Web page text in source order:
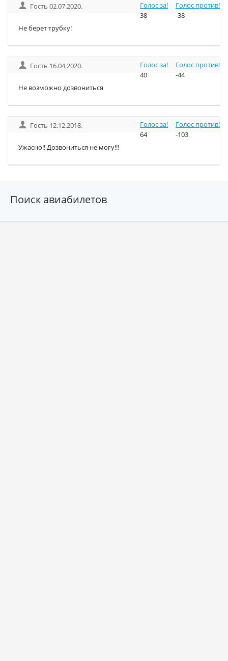
Гость 02.07.2020.
Голос за!
38
Голос против!
-38
Не берет трубку!
Гость 16.04.2020.
Голос за!
40
Голос против!
-44
Не возможно дозвониться
Гость 12.12.2018.
Голос за!
64
Голос против!
-103
Ужасно!! Дозвониться не могу!!!
Поиск авиабилетов